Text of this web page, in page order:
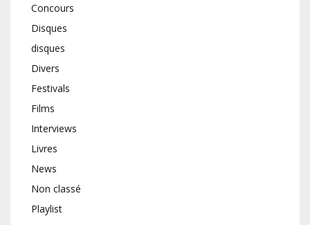
Concours
Disques
disques
Divers
Festivals
Films
Interviews
Livres
News
Non classé
Playlist